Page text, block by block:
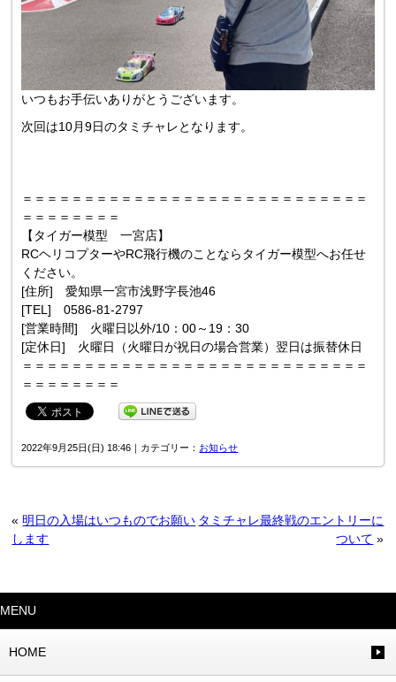
いつもお手伝いありがとうございます。
次回は10月9日のタミチャレとなります。
＝＝＝＝＝＝＝＝＝＝＝＝＝＝＝＝＝＝＝＝＝＝＝＝＝＝＝＝
＝＝＝＝＝＝＝＝
【タイガー模型 一宮店】
RCヘリコプターやRC飛行機のことならタイガー模型へお任せ
ください。
[住所] 愛知県一宮市浅野字長池46
[TEL] 0586-81-2797
[営業時間] 火曜日以外/10：00～19：30
[定休日] 火曜日（火曜日が祝日の場合営業）翌日は振替休日
＝＝＝＝＝＝＝＝＝＝＝＝＝＝＝＝＝＝＝＝＝＝＝＝＝＝＝＝
＝＝＝＝＝＝＝＝
2022年9月25日(日) 18:46｜カテゴリー： お知らせ
« 明日の入場はいつものでお願い
します
タミチャレ最終戦のエントリーに
ついて »
MENU
HOME